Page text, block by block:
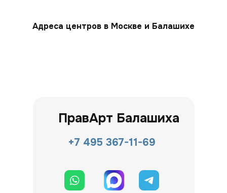
Адреса центров в Москве и Балашихе
ПравАрт Балашиха
+7 495 367-11-69